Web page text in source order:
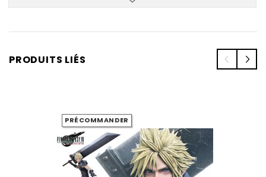
PRODUITS LIÉS
PRÉCOMMANDER